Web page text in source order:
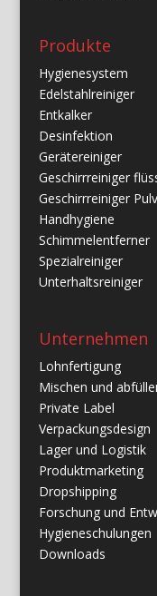
Produkte
Hygienesystem
Edelstahlreiniger
Entkalker
Desinfektion
Gerätereiniger
Geschirrreiniger
Geschirrreiniger
Handhygiene
Schimmelentferner
Spezialreiniger
Unterhaltsreiniger
Unternehmen
Lohnfertigung
Mischen und
Private Label
Verpackungsdesign
Lager und Logistik
Produktmarketing
Dropshipping
Forschung und
Hygieneschulungen
Downloads